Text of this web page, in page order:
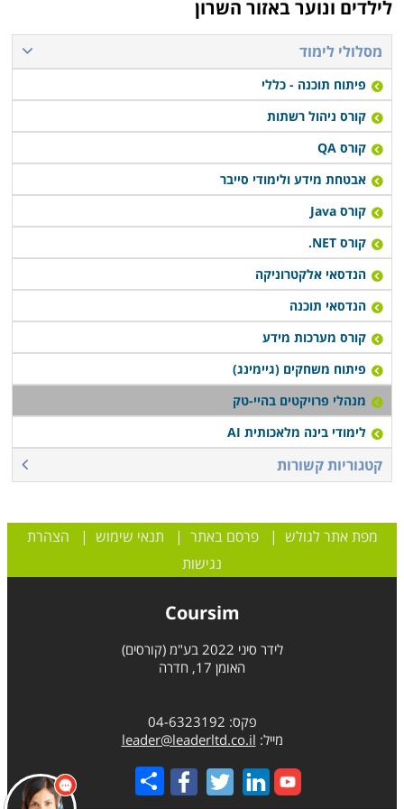
לילדים ונוער באזור השרון
מסלולי לימוד
פיתוח תוכנה - כללי
קורס ניהול רשתות
קורס QA
אבטחת מידע ולימודי סייבר
קורס Java
קורס NET.
הנדסאי אלקטרוניקה
הנדסאי תוכנה
קורס מערכות מידע
פיתוח משחקים (גיימינג)
מנהלי פרויקטים בהיי-טק
לימודי בינה מלאכותית AI
קטגוריות קשורות
מפת אתר לגולש |פרסם באתר | תנאי שימוש | הצהרת
נגישות
Coursim
לידר סיני 2022 בע"מ (קורסים)
האומן 17, חדרה
פקס: 04-6323192
מייל: leader@leaderltd.co.il
Share